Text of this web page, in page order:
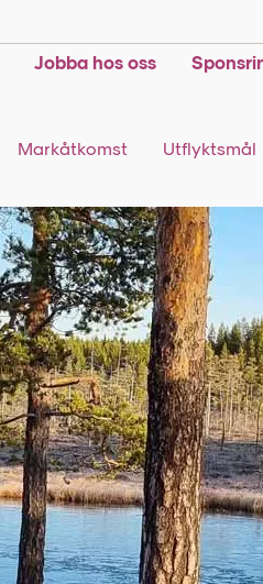
Jobba hos oss
Markåtkomst Utflyktsmål